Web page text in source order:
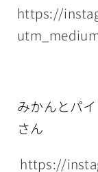
https://
みかんとパ
さん
https://